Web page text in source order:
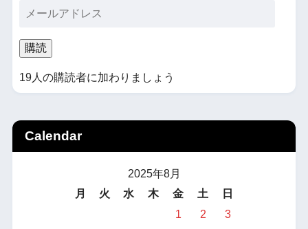
購読
19人の購読者に加わりましょう
Calendar
2025年8月
月
火 水 木 金 土
日
1
2
3